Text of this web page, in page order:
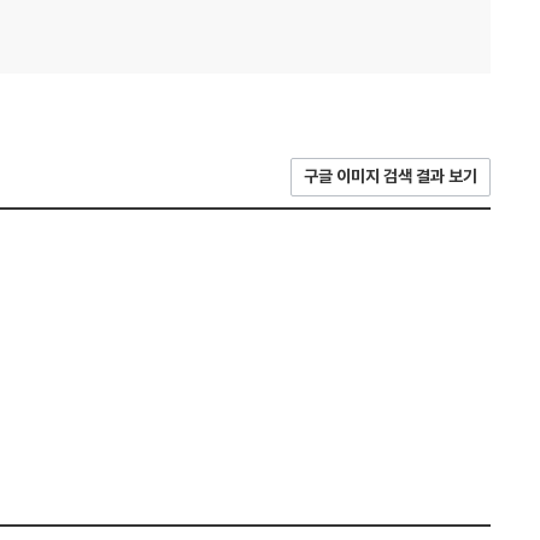
구글 이미지 검색 결과 보기